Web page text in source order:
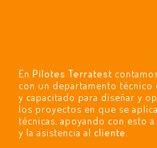
En Pilotes Terratest
con un departamento técnico
y capacitado para diseñar y
los proyectos en que se
técnicas, apoyando con esto
y la asistencia al cliente